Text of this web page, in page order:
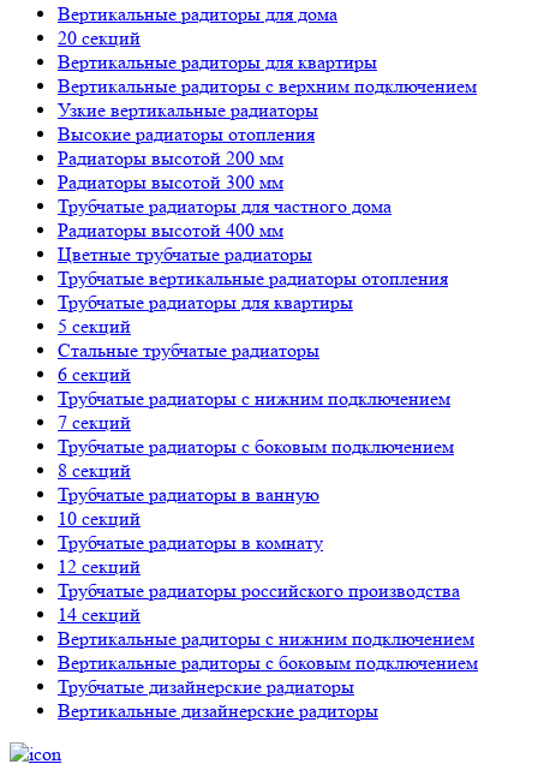
Вертикальные радиторы для дома
20 секций
Вертикальные радиторы для квартиры
Вертикальные радиторы с верхним подключением
Узкие вертикальные радиаторы
Высокие радиаторы отопления
Радиаторы высотой 200 мм
Радиаторы высотой 300 мм
Трубчатые радиаторы для частного дома
Радиаторы высотой 400 мм
Цветные трубчатые радиаторы
Трубчатые вертикальные радиаторы отопления
Трубчатые радиаторы для квартиры
5 секций
Стальные трубчатые радиаторы
6 секций
Трубчатые радиаторы с нижним подключением
7 секций
Трубчатые радиаторы с боковым подключением
8 секций
Трубчатые радиаторы в ванную
10 секций
Трубчатые радиаторы в комнату
12 секций
Трубчатые радиаторы российского производства
14 секций
Вертикальные радиторы с нижним подключением
Вертикальные радиторы с боковым подключением
Трубчатые дизайнерские радиаторы
Вертикальные дизайнерские радиторы